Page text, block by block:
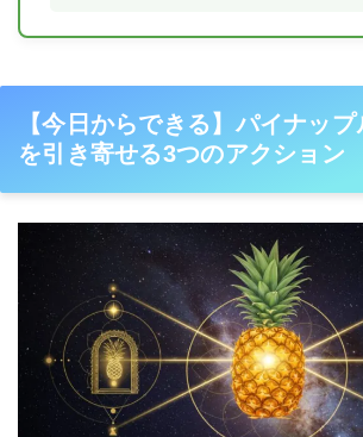
【今日からできる】パイナッ
を引き寄せる3つのアクション